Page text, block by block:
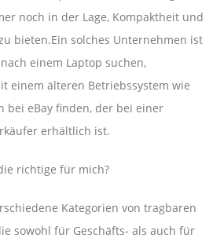
noch in der Lage, Kompaktheit und
bieten.Ein solches Unternehmen ist
einem Laptop suchen,
einem älteren Betriebssystem wie
bei eBay finden, der bei einer
erhältlich ist.
richtige für mich?
Kategorien von tragbaren
sowohl für Geschäfts- als auch für